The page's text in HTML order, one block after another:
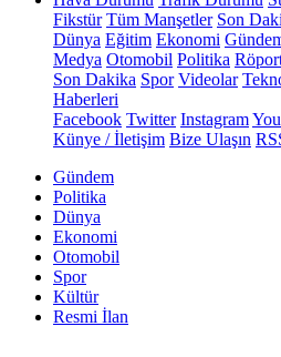
Fikstür Tüm Manşetler Son
Dünya Eğitim Ekonomi
Medya Otomobil Politika
Son Dakika Spor Videolar
Haberleri
Facebook Twitter Instagram
Künye / İletişim Bize Ulaşın
Gündem
Politika
Dünya
Ekonomi
Otomobil
Spor
Kültür
Resmi İlan